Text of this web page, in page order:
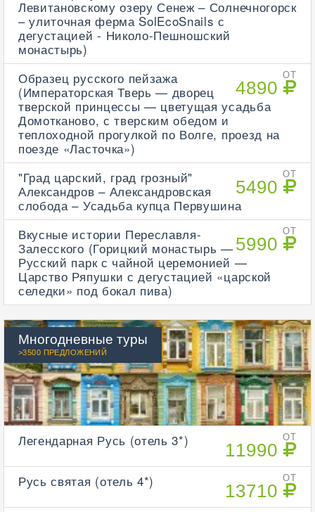
Левитановскому озеру Сенеж – Солнечногорск
– улиточная ферма SolEcoSnails с
дегустацией - Николо-Пешношский
монастырь)
ОТ
4890
Образец русского пейзажа
(Императорская Тверь — дворец
тверской принцессы — цветущая усадьба
Домотканово, с тверским обедом и
теплоходной прогулкой по Волге, проезд на
поезде «Ласточка»)
ОТ
5490
"Град царский, град грозный"
Александров – Александровская
слобода – Усадьба купца Первушина
ОТ
5990
Вкусные истории Переславля-
Залесского (Горицкий монастырь —
Русский парк с чайной церемонией —
Царство Ряпушки с дегустацией «царской
селедки» под бокал пива)
Многодневные туры
>3500 ПРЕДЛОЖЕНИЙ
ОТ
11990
Легендарная Русь (отель 3*)
ОТ
13710
Русь святая (отель 4*)